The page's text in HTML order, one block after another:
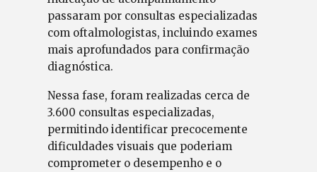
passaram por consultas especializadas
com oftalmologistas, incluindo exames
mais aprofundados para confirmação
diagnóstica.
Nessa fase, foram realizadas cerca de
3.600 consultas especializadas,
permitindo identificar precocemente
dificuldades visuais que poderiam
comprometer o desempenho e o